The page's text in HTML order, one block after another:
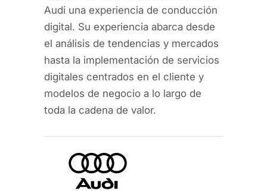
Audi una experiencia de conducción
digital. Su experiencia abarca desde
el análisis de tendencias y mercados
hasta la implementación de servicios
digitales centrados en el cliente y
modelos de negocio a lo largo de
toda la cadena de valor.